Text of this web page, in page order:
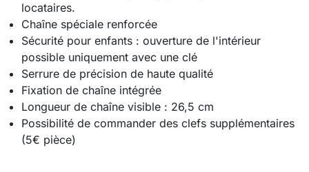
locataires.
Chaîne spéciale renforcée
Sécurité pour enfants : ouverture de l'intérieur
possible uniquement avec une clé
Serrure de précision de haute qualité
Fixation de chaîne intégrée
Longueur de chaîne visible : 26,5 cm
Possibilité de commander des clefs supplémentaires
(5€ pièce)